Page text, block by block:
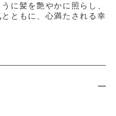
に髪を艶やかに照らし、
ともに、心満たされる幸